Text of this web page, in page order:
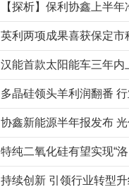
【探析】保利协鑫上半
英利两项成果喜获保定市
汉能首款太阳能车三年内
多晶硅领头羊利润翻番
协鑫新能源半年报发布
特纯二氧化硅有望实现“洛
持续创新 引领行业转型